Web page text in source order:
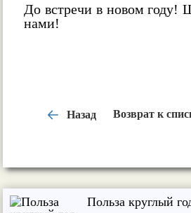
Польза круглый
До встречи в новом году!
нами!
Назад Возврат к